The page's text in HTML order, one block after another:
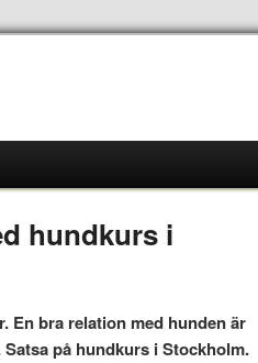
hundkurs i
En bra relation med hunden är
på hundkurs i Stockholm.